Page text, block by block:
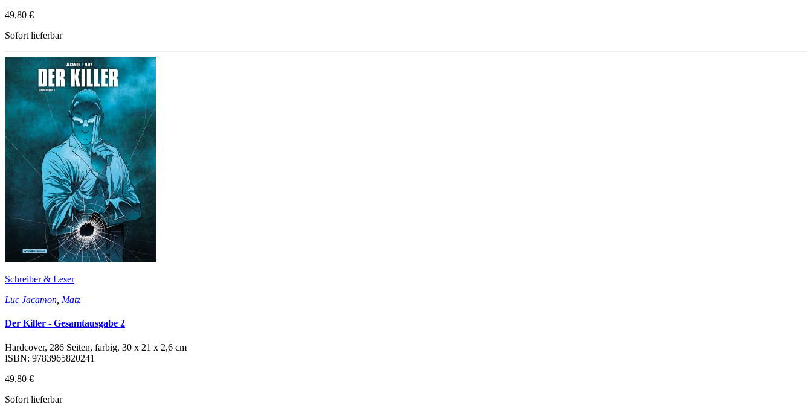
49,80 €
Sofort lieferbar
Schreiber & Leser
Luc Jacamon Matz
Der Killer - Gesamtausgabe 2
Hardcover, 286 Seiten, farbig, 30 x 21 x 2,6 cm
ISBN: 9783965820241
49,80 €
Sofort lieferbar